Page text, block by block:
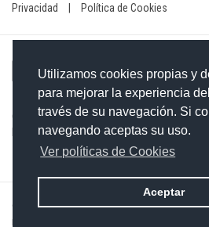
Utilizamos cookies propias y
para mejorar la experiencia
través de su navegación. Si
navegando aceptas su uso.
Ver políticas de Cookies
Aceptar
Privacidad
Política de Cookies
Contacto: 849-754-4472
Email:redaccionxtra@gmail.com/
©2026 Grupo Informativo Dominicano
reservados. Desarrollado por